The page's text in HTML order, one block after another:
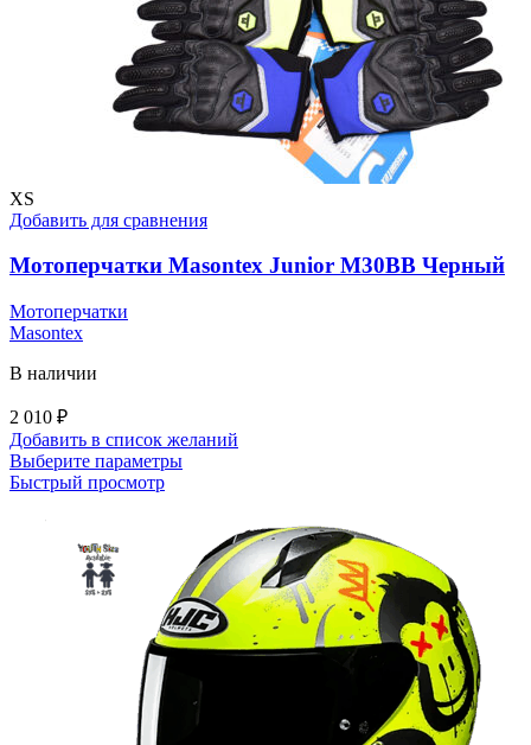
XS
Добавить для сравнения
Мотоперчатки Masontex Junior M30BB Черный
Мотоперчатки
Masontex
В наличии
2 010 ₽
Добавить в список желаний
Выберите параметрыЭтот
вариаций.
Опции
можно
выбрать
на
странице
Быстрый просмотр